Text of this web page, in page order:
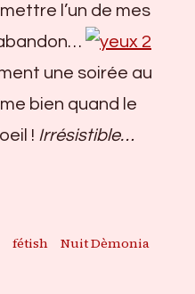
l’un de mes
une soirée au
bien quand le
! Irrésistible…
fétish
Nuit Dèmonia